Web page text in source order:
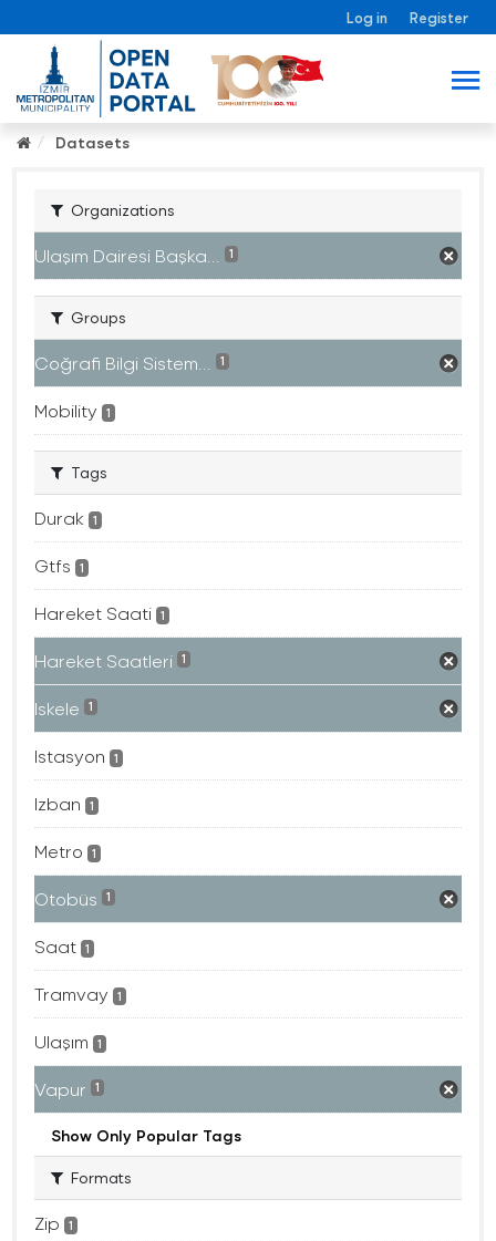
Log in Register
Datasets
Organizations
Ulaşım Dairesi Başka... 1
Groups
Coğrafi Bilgi Sistem... 1
Mobility 1
Tags
Durak 1
Gtfs 1
Hareket Saati 1
Hareket Saatleri 1
Iskele 1
Istasyon 1
Izban 1
Metro 1
Otobüs 1
Saat 1
Tramvay 1
Ulaşım 1
Vapur 1
Show Only Popular Tags
Formats
Zip 1